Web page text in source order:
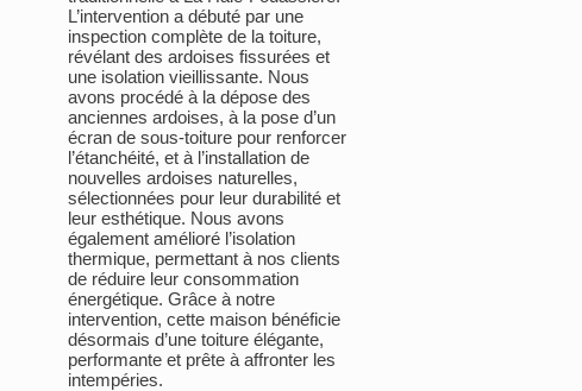
L’intervention a débuté par une
inspection complète de la toiture,
révélant des ardoises fissurées et
une isolation vieillissante. Nous
avons procédé à la dépose des
anciennes ardoises, à la pose d’un
écran de sous-toiture pour renforcer
l’étanchéité, et à l’installation de
nouvelles ardoises naturelles,
sélectionnées pour leur durabilité et
leur esthétique. Nous avons
également amélioré l’isolation
thermique, permettant à nos clients
de réduire leur consommation
énergétique. Grâce à notre
intervention, cette maison bénéficie
désormais d’une toiture élégante,
performante et prête à affronter les
intempéries.